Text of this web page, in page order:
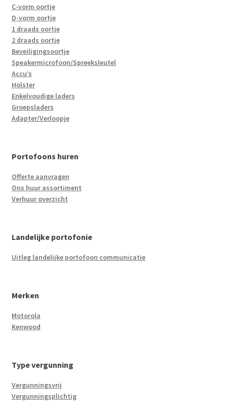
C-vorm oortje
D-vorm oortje
1 draads oortje
2 draads oortje
Beveiligingsoortje
Speakermicrofoon/Spreeksleutel
Accu’s
Holster
Enkelvoudige laders
Groepsladers
Adapter/Verloopje
Portofoons huren
Offerte aanvragen
Ons huur assortiment
Verhuur overzicht
Landelijke portofonie
Uitleg landelijke portofoon communicatie
Merken
Motorola
Kenwood
Type vergunning
Vergunningsvrij
Vergunningsplichtig